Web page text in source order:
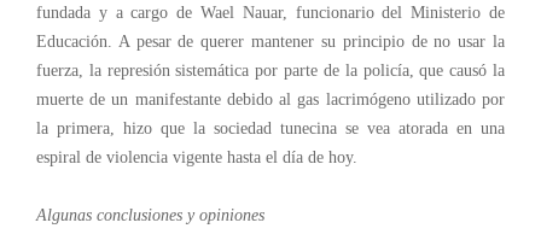
fundada y a cargo de Wael Nauar, funcionario del Ministerio de
Educación. A pesar de querer mantener su principio de no usar la
fuerza, la represión sistemática por parte de la policía, que causó la
muerte de un manifestante debido al gas lacrimógeno utilizado por
la primera, hizo que la sociedad tunecina se vea atorada en una
espiral de violencia vigente hasta el día de hoy.
Algunas conclusiones y opiniones